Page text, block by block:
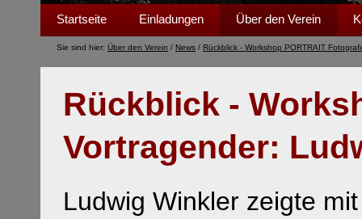
Startseite Einladungen Über den Verein
Rückblick -
Vortragender:
Ludwig Winkler zeigte
Sie sind hier: Über den Verein / News / Rückblick - Workshop PORTRAIT